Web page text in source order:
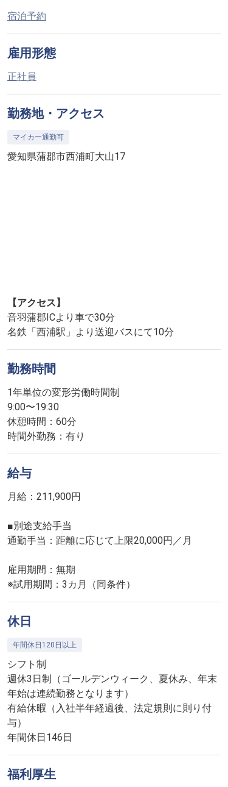
宿泊予約
雇用形態
正社員
勤務地・アクセス
マイカー通勤可
愛知県蒲郡市西浦町大山17
【アクセス】
音羽蒲郡ICより車で30分
名鉄「西浦駅」より送迎バスにて10分
勤務時間
1年単位の変形労働時間制
9:00〜19:30
休憩時間：60分
時間外勤務：有り
給与
月給：211,900円
■別途支給手当
通勤手当：距離に応じて上限20,000円／月
雇用期間：無期
※試用期間：3カ月（同条件）
休日
年間休日120日以上
シフト制
週休3日制（ゴールデンウィーク、夏休み、年末
年始は連続勤務となります）
有給休暇（入社半年経過後、法定規則に則り付
与）
年間休日146日
福利厚生